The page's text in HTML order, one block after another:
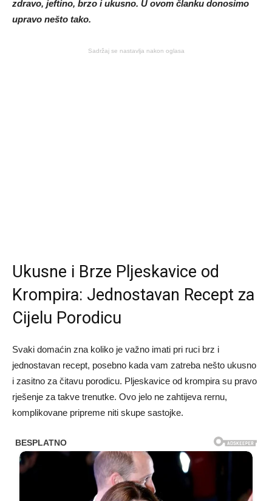
zdravo, jeftino, brzo i ukusno. U ovom članku donosimo
upravo nešto tako.
Sadržaj se nastavlja nakon oglasa
Ukusne i Brze Pljeskavice od
Krompira: Jednostavan Recept za
Cijelu Porodicu
Svaki domaćin zna koliko je važno imati pri ruci brz i
jednostavan recept, posebno kada vam zatreba nešto ukusno
i zasitno za čitavu porodicu. Pljeskavice od krompira su pravo
rješenje za takve trenutke. Ovo jelo ne zahtijeva rernu,
komplikovane pripreme niti skupe sastojke.